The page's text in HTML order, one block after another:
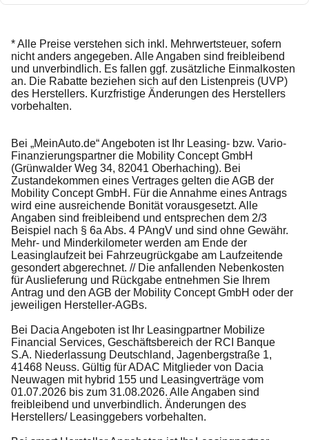
* Alle Preise verstehen sich inkl. Mehrwertsteuer, sofern
nicht anders angegeben. Alle Angaben sind freibleibend
und unverbindlich. Es fallen ggf. zusätzliche Einmalkosten
an. Die Rabatte beziehen sich auf den Listenpreis (UVP)
des Herstellers. Kurzfristige Änderungen des Herstellers
vorbehalten.
Bei „MeinAuto.de“ Angeboten ist Ihr Leasing- bzw. Vario-
Finanzierungspartner die Mobility Concept GmbH
(Grünwalder Weg 34, 82041 Oberhaching). Bei
Zustandekommen eines Vertrages gelten die AGB der
Mobility Concept GmbH. Für die Annahme eines Antrags
wird eine ausreichende Bonität vorausgesetzt. Alle
Angaben sind freibleibend und entsprechen dem 2/3
Beispiel nach § 6a Abs. 4 PAngV und sind ohne Gewähr.
Mehr- und Minderkilometer werden am Ende der
Leasinglaufzeit bei Fahrzeugrückgabe am Laufzeitende
gesondert abgerechnet. // Die anfallenden Nebenkosten
für Auslieferung und Rückgabe entnehmen Sie Ihrem
Antrag und den AGB der Mobility Concept GmbH oder der
jeweiligen Hersteller-AGBs.
Bei Dacia Angeboten ist Ihr Leasingpartner Mobilize
Financial Services, Geschäftsbereich der RCI Banque
S.A. Niederlassung Deutschland, Jagenbergstraße 1,
41468 Neuss. Gültig für ADAC Mitglieder von Dacia
Neuwagen mit hybrid 155 und Leasingverträge vom
01.07.2026 bis zum 31.08.2026. Alle Angaben sind
freibleibend und unverbindlich. Änderungen des
Herstellers/ Leasinggebers vorbehalten.